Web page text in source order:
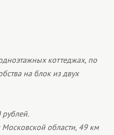
коттеджах, по
на блок из двух
рублей.
области, 49 км